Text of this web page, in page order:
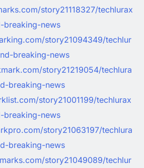
story21118327/techlurax
breaking-news
story21094349/techlur
breaking-news
story21219054/techlura
breaking-news
story21001199/techlurax
breaking-news
story21063197/techlura
breaking-news
story21049089/techlur